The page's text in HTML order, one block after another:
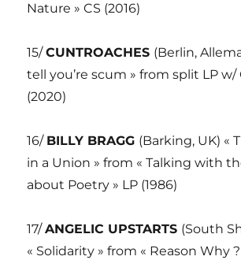
Nature » CS (2016)
15/CUNTROACHES (Berlin,
tell you’re scum » from split LP
(2020)
16/ BILLY BRAGG (Barking, UK) «
in a Union » from « Talking with
about Poetry » LP (1986)
17/ANGELIC UPSTARTS (South
« Solidarity » from « Reason Why ?